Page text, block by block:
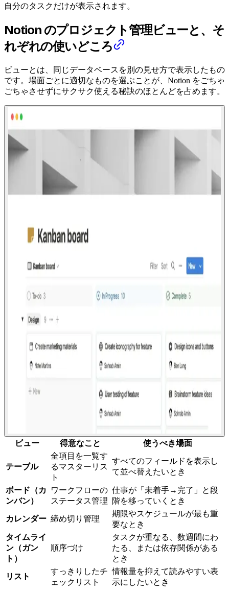
自分のタスクだけが表示されます。
Notion のプロジェクト管理ビューと、そ
れぞれの使いどころ
ビューとは、同じデータベースを別の見せ方で表示したもの
です。場面ごとに適切なものを選ぶことが、Notion をごちゃ
ごちゃさせずにサクサク使える秘訣のほとんどを占めます。
ビュー 得意なこと 使うべき場面
テーブル
全項目を一覧す
るマスターリス
ト
すべてのフィールドを表示し
て並べ替えたいとき
ボード（カ
ンバン）
ワークフローの
ステータス管理
仕事が「未着手→完了」と段
階を移っていくとき
カレンダー 締め切り管理
期限やスケジュールが最も重
要なとき
タイムライ
ン（ガン
ト）
順序づけ
タスクが重なる、数週間にわ
たる、または依存関係がある
とき
リスト
すっきりしたチ
ェックリスト
情報量を抑えて読みやすい表
示にしたいとき